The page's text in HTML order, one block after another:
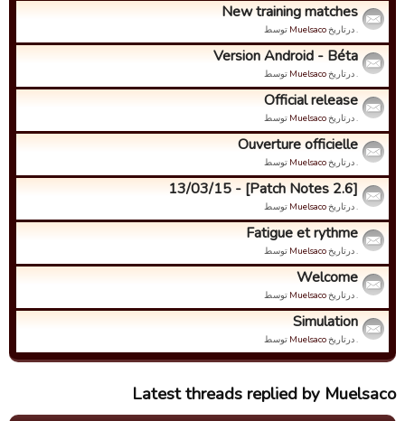
New training matches
. درتاریخMuelsaco توسط
Version Android - Béta
. درتاریخMuelsaco توسط
Official release
. درتاریخMuelsaco توسط
Ouverture officielle
. درتاریخMuelsaco توسط
[Patch Notes 2.6] - 13/03/15
. درتاریخMuelsaco توسط
Fatigue et rythme
. درتاریخMuelsaco توسط
Welcome
. درتاریخMuelsaco توسط
Simulation
. درتاریخMuelsaco توسط
Latest threads replied by Muelsaco